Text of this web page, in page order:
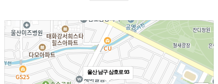
울산 남구 삼호로 93